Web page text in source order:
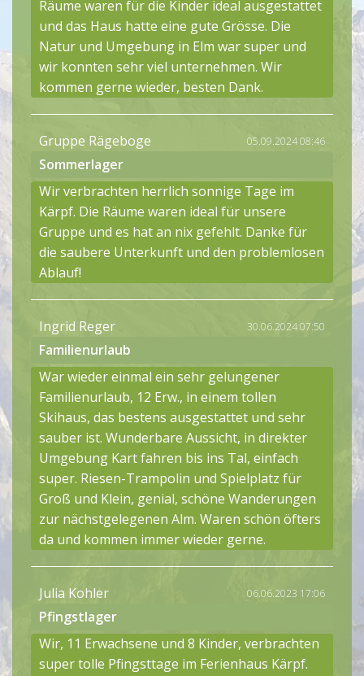
Räume waren für die Kinder ideal ausgestattet
und das Haus hatte eine gute Grösse. Die
Natur und Umgebung in Elm war super und
wir konnten sehr viel unternehmen. Wir
kommen gerne wieder, besten Dank.
05.09.2024 08:46
Gruppe Rägeboge
Sommerlager
Wir verbrachten herrlich sonnige Tage im
Kärpf. Die Räume waren ideal für unsere
Gruppe und es hat an nix gefehlt. Danke für
die saubere Unterkunft und den problemlosen
Ablauf!
30.06.2024 07:50
Ingrid Reger
Familienurlaub
War wieder einmal ein sehr gelungener
Familienurlaub, 12 Erw., in einem tollen
Skihaus, das bestens ausgestattet und sehr
sauber ist. Wunderbare Aussicht, in direkter
Umgebung Kart fahren bis ins Tal, einfach
super. Riesen-Trampolin und Spielplatz für
Groß und Klein, genial, schöne Wanderungen
zur nächstgelegenen Alm. Waren schön öfters
da und kommen immer wieder gerne.
06.06.2023 17:06
Julia Kohler
Pfingstlager
Wir, 11 Erwachsene und 8 Kinder, verbrachten
super tolle Pfingsttage im Ferienhaus Kärpf.